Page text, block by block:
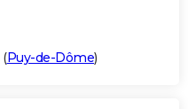
(Puy-de-Dôme)